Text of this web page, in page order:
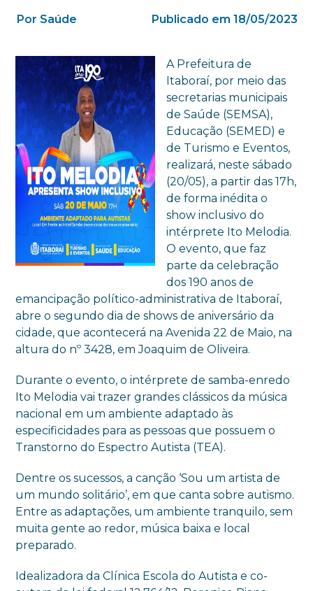
Por Saúde Publicado em 18/05/2023
A Prefeitura de
Itaboraí, por meio das
secretarias municipais
de Saúde (SEMSA),
Educação (SEMED) e
de Turismo e Eventos,
realizará, neste sábado
(20/05), a partir das 17h,
de forma inédita o
show inclusivo do
intérprete Ito Melodia.
O evento, que faz
parte da celebração
dos 190 anos de
emancipação político-administrativa de Itaboraí,
abre o segundo dia de shows de aniversário da
cidade, que acontecerá na Avenida 22 de Maio, na
altura do nº 3428, em Joaquim de Oliveira.
Durante o evento, o intérprete de samba-enredo
Ito Melodia vai trazer grandes clássicos da música
nacional em um ambiente adaptado às
especificidades para as pessoas que possuem o
Transtorno do Espectro Autista (TEA).
Dentre os sucessos, a canção ‘Sou um artista de
um mundo solitário’, em que canta sobre autismo.
Entre as adaptações, um ambiente tranquilo, sem
muita gente ao redor, música baixa e local
preparado.
Idealizadora da Clínica Escola do Autista e co-